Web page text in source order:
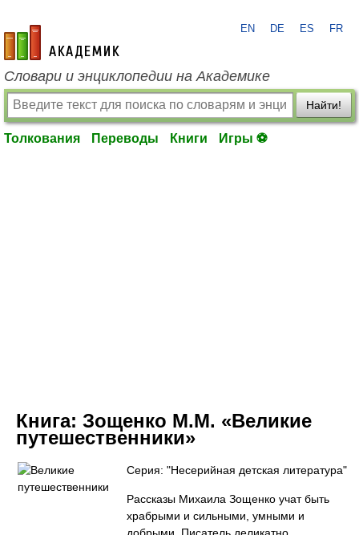
academic.ru
EN DE ES FR
Словари и энциклопедии на Академике
Найти!
Толкования Переводы Книги Игры ⚽
Книга: Зощенко М.М. «Великие
путешественники»
Серия: "Несерийная детская литература"
Рассказы Михаила Зощенко учат быть
храбрыми и сильными, умными и